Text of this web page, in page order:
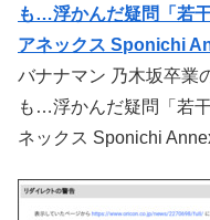
も…浮かんだ疑問「若
アネックス Sponichi
バナナマン 乃木坂卒業
も…浮かんだ疑問「若
ネックス Sponichi